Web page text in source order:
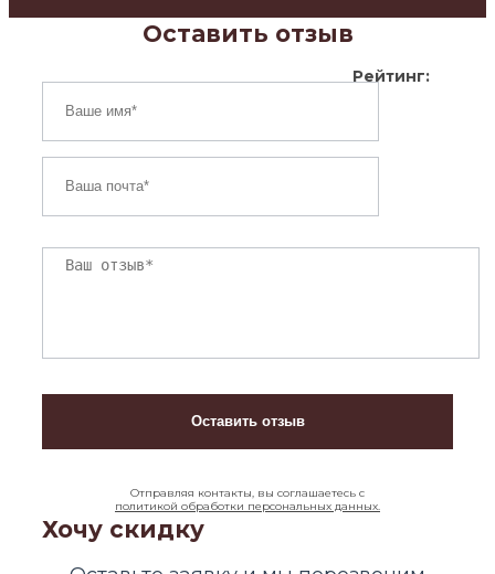
Оставить отзыв
Рейтинг:
Отправляя контакты, вы соглашаетесь с
политикой обработки персональных данных.
Хочу скидку